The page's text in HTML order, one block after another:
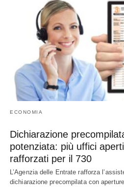
ECONOMIA
Dichiarazione
potenziata: più uffici
rafforzati per il 730
L’Agenzia delle Entrate rafforza
dichiarazione precompilata con